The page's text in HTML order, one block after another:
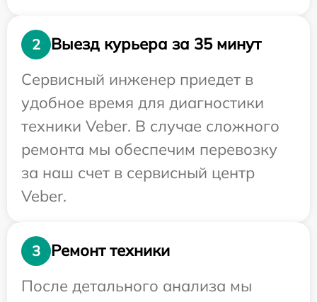
2
Выезд курьера за 35 минут
Сервисный инженер приедет в
удобное время для диагностики
техники Veber. В случае сложного
ремонта мы обеспечим перевозку
за наш счет в сервисный центр
Veber.
3
Ремонт техники
После детального анализа мы